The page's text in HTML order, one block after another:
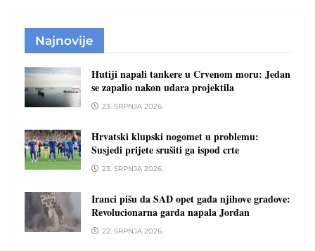
Najnovije
Hutiji napali tankere u Crvenom moru: Jedan
se zapalio nakon udara projektila
23. SRPNJA 2026.
Hrvatski klupski nogomet u problemu:
Susjedi prijete srušiti ga ispod crte
23. SRPNJA 2026.
Iranci pišu da SAD opet gađa njihove gradove:
Revolucionarna garda napala Jordan
22. SRPNJA 2026.